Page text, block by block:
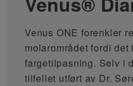
Venus ONE forenkler
molarområdet fordi det
fargetilpasning. Selv i
tilfellet utført av Dr.